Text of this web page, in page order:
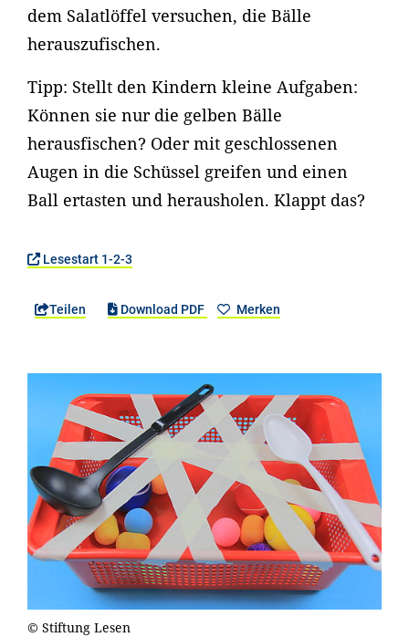
dem Salatlöffel versuchen, die Bälle
herauszufischen.
Tipp: Stellt den Kindern kleine Aufgaben:
Können sie nur die gelben Bälle
herausfischen? Oder mit geschlossenen
Augen in die Schüssel greifen und einen
Ball ertasten und herausholen. Klappt das?
Lesestart 1-2-3
Teilen Download PDF Merken
© Stiftung Lesen